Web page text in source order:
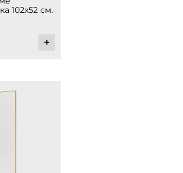
102х52 см.
+